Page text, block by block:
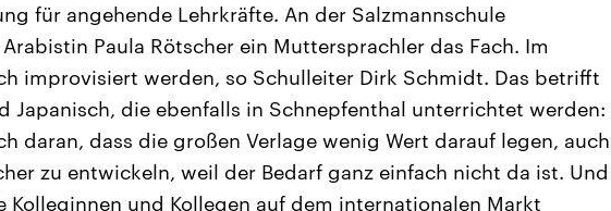
für angehende Lehrkräfte. An der Salzmannschule
Paula Rötscher ein Muttersprachler das Fach. Im
improvisiert werden, so Schulleiter Dirk Schmidt. Das betrifft
Japanisch, die ebenfalls in Schnepfenthal unterrichtet werden:
daran, dass die großen Verlage wenig Wert darauf legen, auch
zu entwickeln, weil der Bedarf ganz einfach nicht da ist. Und
Kolleginnen und Kollegen auf dem internationalen Markt